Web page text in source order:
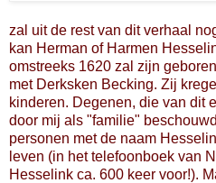
zal uit de rest van dit verhaal
kan Herman of Harmen
omstreeks 1620 zal zijn
met Derksken Becking. Zij
kinderen. Degenen, die van dit
door mij als "familie"
personen met de naam
leven (in het telefoonboek van
Hesselink ca. 600 keer voor!).